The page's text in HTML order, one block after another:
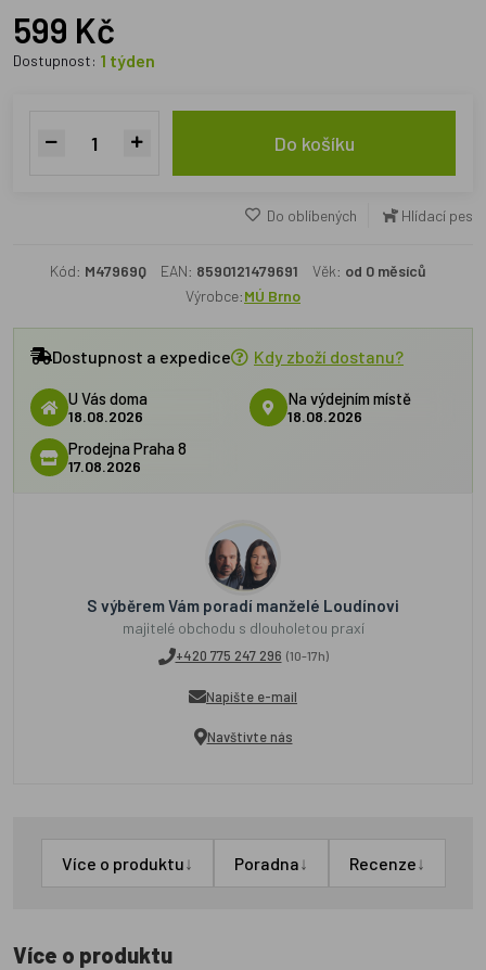
599 Kč
Dostupnost: 1 týden
Do košíku
Do oblíbených Hlídací pes
Kód: M47969Q EAN: 8590121479691 Věk: od 0 měsíců
Výrobce:MÚ Brno
Dostupnost a expedice Kdy zboží dostanu?
U Vás doma
18.08.2026
Na výdejním místě
18.08.2026
Prodejna Praha 8
17.08.2026
S výběrem Vám poradí manželé Loudínovi
majitelé obchodu s dlouholetou praxí
+420 775 247 296 (10-17h)
Napište e-mail
Navštivte nás
Více o produktu↓ Poradna↓ Recenze↓
Více o produktu